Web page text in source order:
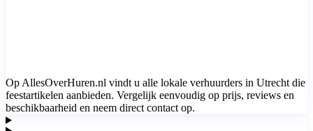
Op AllesOverHuren.nl vindt u alle lokale verhuurders in Utrecht die
feestartikelen aanbieden. Vergelijk eenvoudig op prijs, reviews en
beschikbaarheid en neem direct contact op.